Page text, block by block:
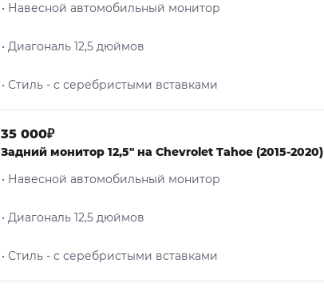
• Навесной автомобильный монитор
• Диагональ 12,5 дюймов
• Стиль - c серебристыми вставками
35 000₽
Задний монитор 12,5" на Chevrolet Tahoe (2015-2020)
• Навесной автомобильный монитор
• Диагональ 12,5 дюймов
• Стиль - c серебристыми вставками